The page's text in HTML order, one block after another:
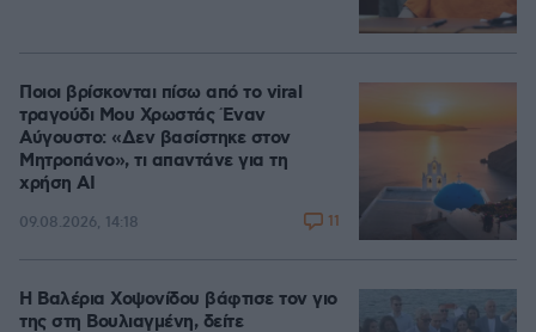
Ποιοι βρίσκονται πίσω από το viral
τραγούδι Μου Χρωστάς Έναν
Αύγουστο: «Δεν βασίστηκε στον
Μητροπάνο», τι απαντάνε για τη
χρήση AI
09.08.2026, 14:18 11
Η Βαλέρια Χοψονίδου βάφτισε τον γιο
της στη Βουλιαγμένη, δείτε